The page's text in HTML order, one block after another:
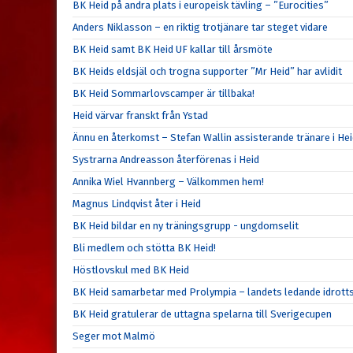
BK Heid på andra plats i europeisk tävling – ”Eurocities”
Anders Niklasson – en riktig trotjänare tar steget vidare
BK Heid samt BK Heid UF kallar till årsmöte
BK Heids eldsjäl och trogna supporter ”Mr Heid” har avlidit
BK Heid Sommarlovscamper är tillbaka!
Heid värvar franskt från Ystad
Ännu en återkomst – Stefan Wallin assisterande tränare i
Systrarna Andreasson återförenas i Heid
Annika Wiel Hvannberg – Välkommen hem!
Magnus Lindqvist åter i Heid
BK Heid bildar en ny träningsgrupp - ungdomselit
Bli medlem och stötta BK Heid!
Höstlovskul med BK Heid
BK Heid samarbetar med Prolympia – landets ledande
BK Heid gratulerar de uttagna spelarna till Sverigecupen
Seger mot Malmö